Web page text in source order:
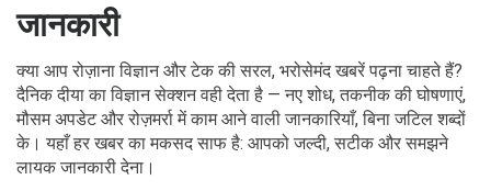
जानकारी
क्या आप रोज़ाना विज्ञान और टेक की सरल, भरोसेमंद खबरें पढ़ना चाहते हैं?
दैनिक दीया का विज्ञान सेक्शन वही देता है — नए शोध, तकनीक की घोषणाएं,
मौसम अपडेट और रोज़मर्रा में काम आने वाली जानकारियाँ, बिना जटिल शब्दों
के। यहाँ हर खबर का मकसद साफ है: आपको जल्दी, सटीक और समझने
लायक जानकारी देना।